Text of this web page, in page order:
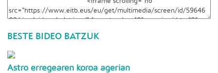
BESTE BIDEO BATZUK
Astro erregearen koroa agerian